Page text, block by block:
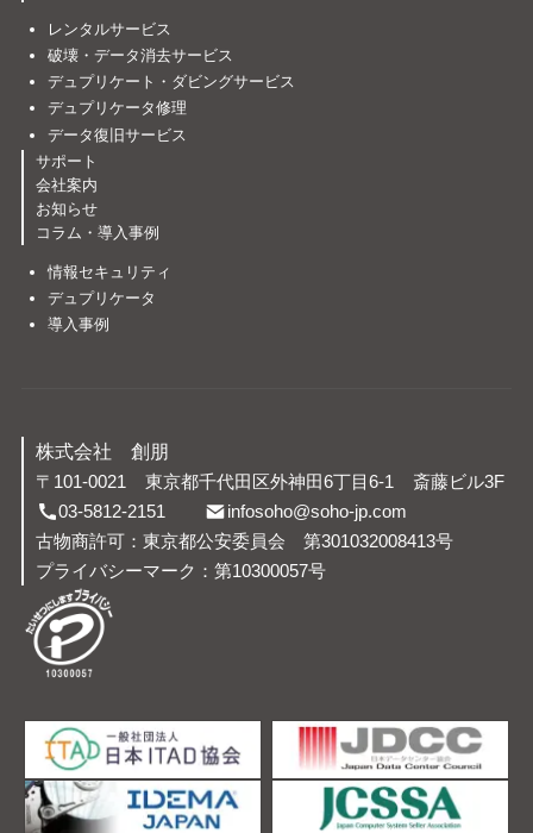
レンタルサービス
破壊・データ消去サービス
デュプリケート・ダビングサービス
デュプリケータ修理
データ復旧サービス
サポート
会社案内
お知らせ
コラム・導入事例
情報セキュリティ
デュプリケータ
導入事例
株式会社 創朋
〒101-0021 東京都千代田区外神田6丁目6-1
斎藤ビル3F
03-5812-2151
infosoho@soho-jp.com
古物商許可：東京都公安委員会 第301032008413号
プライバシーマーク：第10300057号